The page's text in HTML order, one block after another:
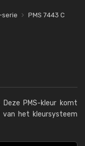
serie PMS 7443 C
Deze PMS-kleur komt
van het kleursysteem